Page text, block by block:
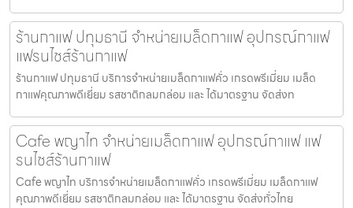
ร้านกาแฟ ปทุมธานี จำหน่ายเมล็ดกาแฟ อุปกรณ์กาแฟ
แฟรนไชส์ร้านกาแฟ
ร้านกาแฟ ปทุมธานี บริการจำหน่ายเมล็ดกาแฟคั่ว เกรดพรีเมี่ยม เมล็ด
กาแฟคุณภาพดีเยี่ยม รสชาติกลมกล่อม และ ได้มาตรฐาน จัดส่งท
Cafe พญาไท จำหน่ายเมล็ดกาแฟ อุปกรณ์กาแฟ แฟ
รนไชส์ร้านกาแฟ
Cafe พญาไท บริการจำหน่ายเมล็ดกาแฟคั่ว เกรดพรีเมี่ยม เมล็ดกาแฟ
คุณภาพดีเยี่ยม รสชาติกลมกล่อม และ ได้มาตรฐาน จัดส่งทั่วไทย